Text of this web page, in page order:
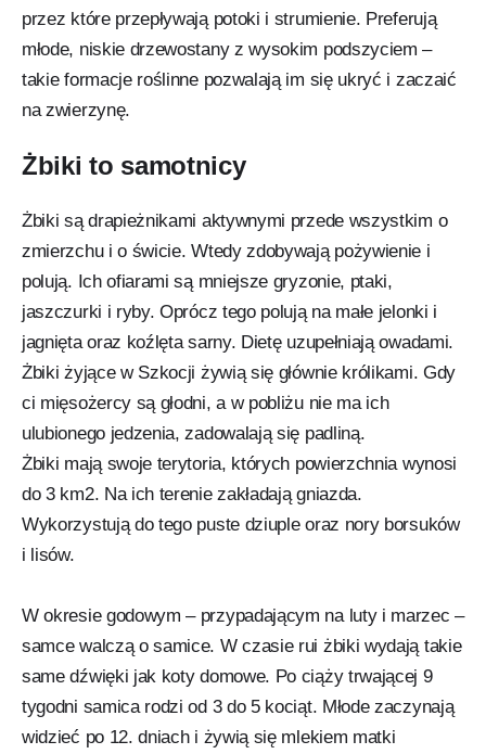
przez które przepływają potoki i strumienie. Preferują
młode, niskie drzewostany z wysokim podszyciem –
takie formacje roślinne pozwalają im się ukryć i zaczaić
na zwierzynę.
Żbiki to samotnicy
Żbiki są drapieżnikami aktywnymi przede wszystkim o
zmierzchu i o świcie. Wtedy zdobywają pożywienie i
polują. Ich ofiarami są mniejsze gryzonie, ptaki,
jaszczurki i ryby. Oprócz tego polują na małe jelonki i
jagnięta oraz koźlęta sarny. Dietę uzupełniają owadami.
Żbiki żyjące w Szkocji żywią się głównie królikami. Gdy
ci mięsożercy są głodni, a w pobliżu nie ma ich
ulubionego jedzenia, zadowalają się padliną.
Żbiki mają swoje terytoria, których powierzchnia wynosi
do 3 km2. Na ich terenie zakładają gniazda.
Wykorzystują do tego puste dziuple oraz nory borsuków
i lisów.
W okresie godowym – przypadającym na luty i marzec –
samce walczą o samice. W czasie rui żbiki wydają takie
same dźwięki jak koty domowe. Po ciąży trwającej 9
tygodni samica rodzi od 3 do 5 kociąt. Młode zaczynają
widzieć po 12. dniach i żywią się mlekiem matki